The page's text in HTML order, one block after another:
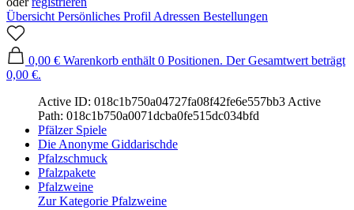
Übersicht Persönliches Profil Adressen Bestellungen
0,00 € Warenkorb enthält 0 Positionen. Der Gesamtwert beträgt
0,00 €.
Active ID: 018c1b750a04727fa08f42fe6e557bb3 Active
Path: 018c1b750a0071dcba0fe515dc034bfd
Pfälzer Spiele
Die Anonyme Giddarischde
Pfalzschmuck
Pfalzpakete
Pfalzweine
Zur Kategorie Pfalzweine